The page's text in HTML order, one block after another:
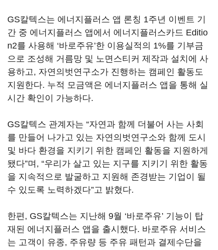
GS칼텍스는 에너지플러스 앱 론칭 1주년 이벤트 기
간 중 에너지플러스 앱에서 에너지플러스카드 Editio
n2를 사용해 ‘바로주유’한 이용실적의 1%를 기부금
으로 조성해 거름망 및 노면스티커 제작과 설치에 사
용하고, 자연의벗연구소가 진행하는 캠페인 활동도
지원한다. 누적 모금액은 에너지플러스 앱을 통해 실
시간 확인이 가능하다.
GS칼텍스 관계자는 “자연과 함께 더불어 사는 사회
를 만들어 나가고 있는 자연의벗연구소와 함께 도시
및 바다 환경을 지키기 위한 캠페인 활동을 지원하게
됐다”며, “우리가 살고 있는 지구를 지키기 위한 활동
을 지속적으로 발굴하고 지원해 존경받는 기업이 될
수 있도록 노력하겠다”고 밝혔다.
한편, GS칼텍스는 지난해 9월 ‘바로주유’ 기능이 탑
재된 에너지플러스 앱을 출시했다. 바로주유 서비스
는 고객이 유종, 주유량 등 주유 패턴과 결제수단을